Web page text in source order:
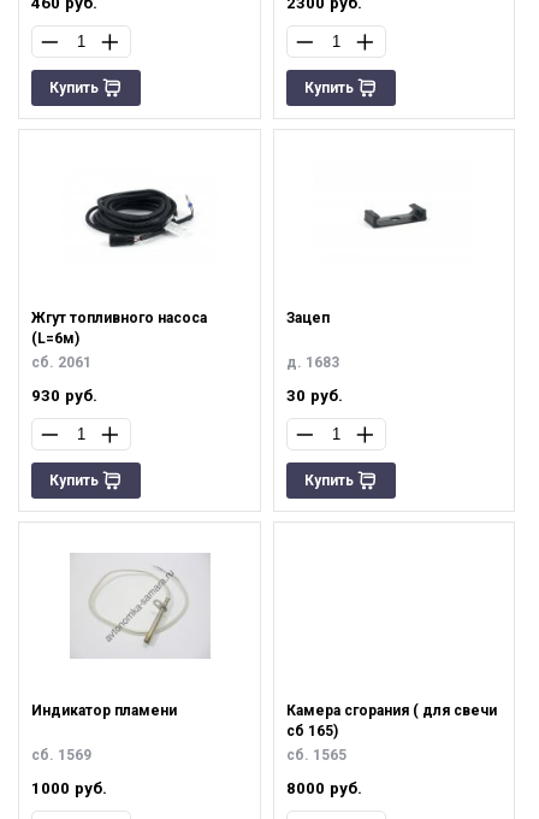
Купить Купить
Жгут топливного насоса
(L=6м)
сб. 2061
930 руб.
Купить
Зацеп
д. 1683
30 руб.
Купить
Индикатор пламени
сб. 1569
1000 руб.
Камера сгорания ( для свечи
сб 165)
сб. 1565
8000 руб.